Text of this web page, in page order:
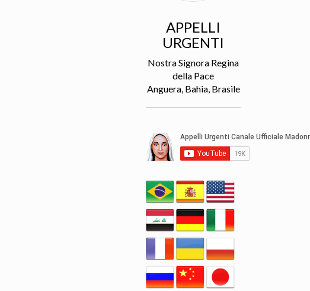
APPELLI
URGENTI
Nostra Signora Regina
della Pace
Anguera, Bahia, Brasile